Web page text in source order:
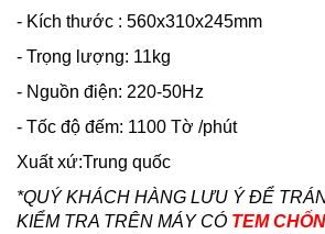
- Kích thước : 560x310x245mm
- Trọng lượng: 11kg
- Nguồn điện: 220-50Hz
- Tốc độ đếm: 1100 Tờ /phút
Xuất xứ:Trung quốc
*QUÝ KHÁCH HÀNG LƯU Ý ĐỂ
KIỂM TRA TRÊN MÁY CÓ TEM